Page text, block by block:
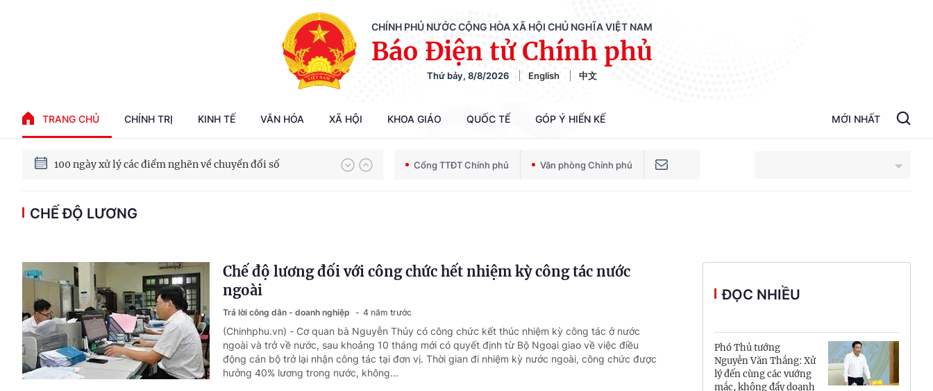
CHÍNH PHỦ NƯỚC CỘNG HÒA XÃ HỘI CHỦ NGHĨA VIỆT NAM
Báo Điện tử Chính phủ
Thứ bảy, 8/8/2026 English 中文
TRANG CHỦ CHÍNH TRỊ KINH TẾ VĂN HÓA XÃ HỘI KHOA GIÁO QUỐC TẾ GÓP Ý HIẾN KẾ MỚI NHẤT
Chiến dịch 500 ngày đêm tìm kiếm, quy tập và xác định danh tính hài cốt liệt sĩ
100 ngày xử lý các điểm nghẽn về chuyển đổi số
Phát triển nhà ở cho thuê - Trụ cột chiến lược, lâu dài
Chiến dịch 500 ngày đêm tìm kiếm, quy tập và xác định danh tính hài cốt liệt sĩ
Cổng TTĐT Chính phủ Văn phòng Chính phủ
Cần Thơ
Điện Biên
CHẾ ĐỘ LƯƠNG
Chế độ lương đối với công chức hết nhiệm kỳ công tác nước
ngoài
Trả lời công dân - doanh nghiệp 4 năm trước
(Chinhphu.vn) - Cơ quan bà Nguyễn Thủy có công chức kết thúc nhiệm kỳ công tác ở nước
ngoài và trở về nước, sau khoảng 10 tháng mới có quyết định từ Bộ Ngoại giao về việc điều
động cán bộ trở lại nhận công tác tại đơn vị. Thời gian đi nhiệm kỳ nước ngoài, công chức được
hưởng 40% lương trong nước, không...
ĐỌC NHIỀU
Phó Thủ tướng
Nguyễn Văn Thắng: Xử
lý đến cùng các vướng
mắc, không đẩy doanh